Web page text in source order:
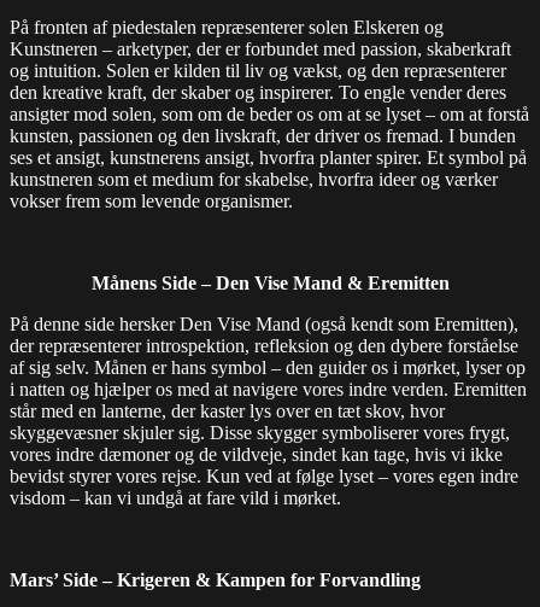
På fronten af piedestalen repræsenterer solen Elskeren og
Kunstneren – arketyper, der er forbundet med passion, skaberkraft
og intuition. Solen er kilden til liv og vækst, og den repræsenterer
den kreative kraft, der skaber og inspirerer. To engle vender deres
ansigter mod solen, som om de beder os om at se lyset – om at forstå
kunsten, passionen og den livskraft, der driver os fremad. I bunden
ses et ansigt, kunstnerens ansigt, hvorfra planter spirer. Et symbol på
kunstneren som et medium for skabelse, hvorfra ideer og værker
vokser frem som levende organismer.
Månens Side – Den Vise Mand & Eremitten
På denne side hersker Den Vise Mand (også kendt som Eremitten),
der repræsenterer introspektion, refleksion og den dybere forståelse
af sig selv. Månen er hans symbol – den guider os i mørket, lyser op
i natten og hjælper os med at navigere vores indre verden. Eremitten
står med en lanterne, der kaster lys over en tæt skov, hvor
skyggevæsner skjuler sig. Disse skygger symboliserer vores frygt,
vores indre dæmoner og de vildveje, sindet kan tage, hvis vi ikke
bevidst styrer vores rejse. Kun ved at følge lyset – vores egen indre
visdom – kan vi undgå at fare vild i mørket.
Mars’ Side – Krigeren & Kampen for Forvandling